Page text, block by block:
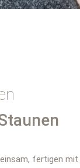
fertigen